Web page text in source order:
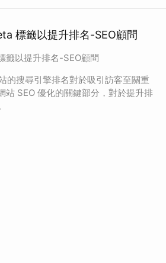
標籤以提升排名-SEO顧問
籤以提升排名-SEO顧問
的搜尋引擎排名對於吸引訪客至關重
站 SEO 優化的關鍵部分，對於提升排